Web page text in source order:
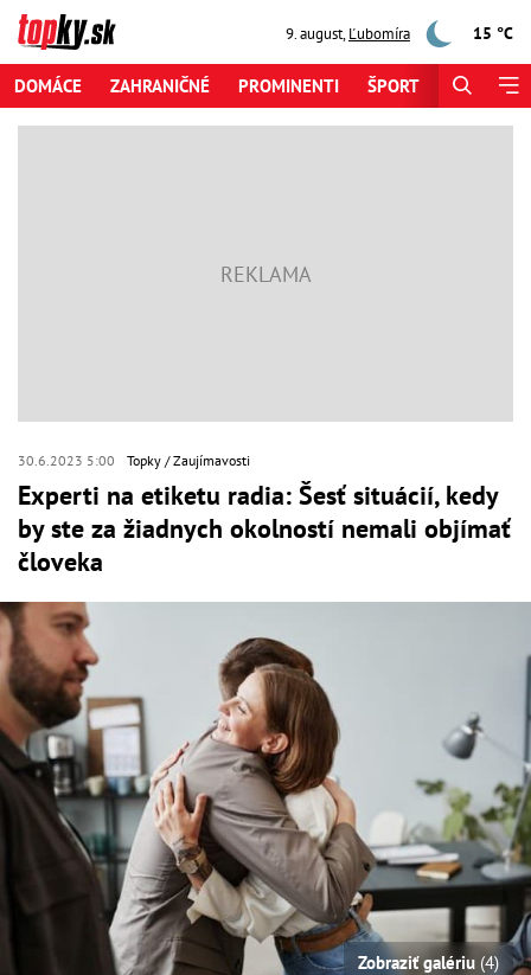
9. august,Ľubomíra 15 °C
DOMÁCE ZAHRANIČNÉ PROMINENTI ŠPORT
30.6.2023 5:00 Topky Zaujímavosti
Experti na etiketu radia: Šesť situácií, kedy
by ste za žiadnych okolností nemali objímať
človeka
Zobraziť galériu (4)